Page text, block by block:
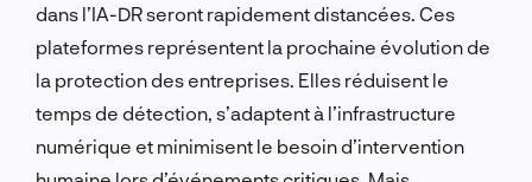
dans l’IA-DR seront rapidement distancées. Ces
plateformes représentent la prochaine évolution de
la protection des entreprises. Elles réduisent le
temps de détection, s’adaptent à l’infrastructure
numérique et minimisent le besoin d’intervention